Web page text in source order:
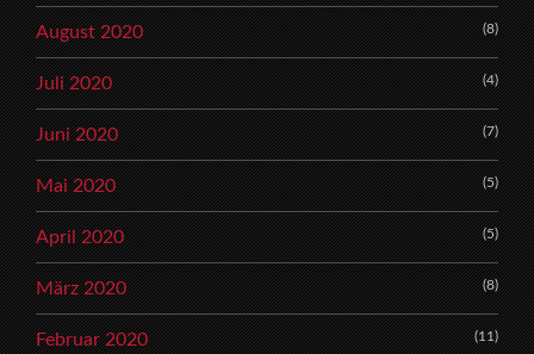
August 2020 (8)
Juli 2020 (4)
Juni 2020 (7)
Mai 2020 (5)
April 2020 (5)
März 2020 (8)
Februar 2020 (11)